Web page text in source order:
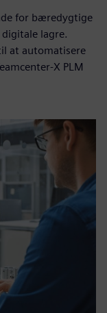
for bæredygtige
lagre.
at automatisere
X PLM